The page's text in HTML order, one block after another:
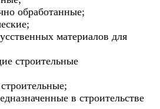
обработанные;
материалов для
строительные
в строительстве